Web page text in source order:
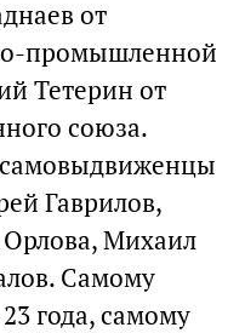
от
промышленной
Тетерин от
союза.
Гаврилов,
Михаил
Самому
года, самому